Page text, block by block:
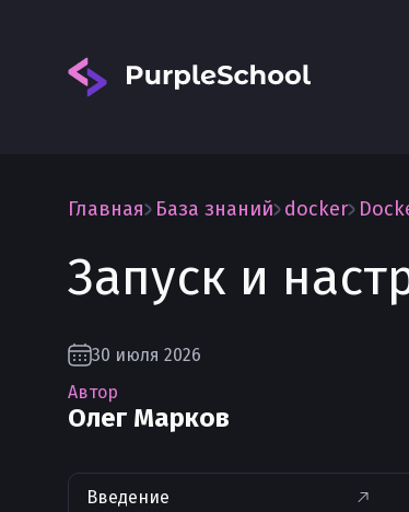
Главная База знаний docker
Запуск и
30 июля 2026
Автор
Олег Марков
Введение